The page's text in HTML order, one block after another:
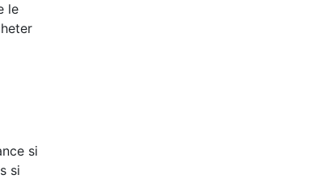
le
si
si